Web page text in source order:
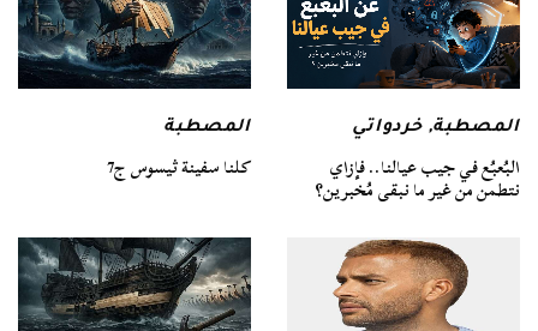
المصطبة,خردواتي
البُعبُع في جيب عيالنا.. فإزاي
نتطمن من غير ما نبقى مُخبرين؟
المصطبة
كلنا سفينة ثيسوس ج7